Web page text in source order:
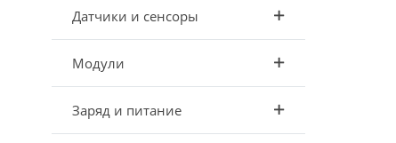
Датчики и сенсоры
Модули
Заряд и питание